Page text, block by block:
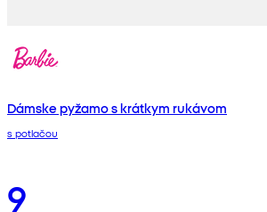
Dámske pyžamo s krátkym rukávom
s potlačou
9